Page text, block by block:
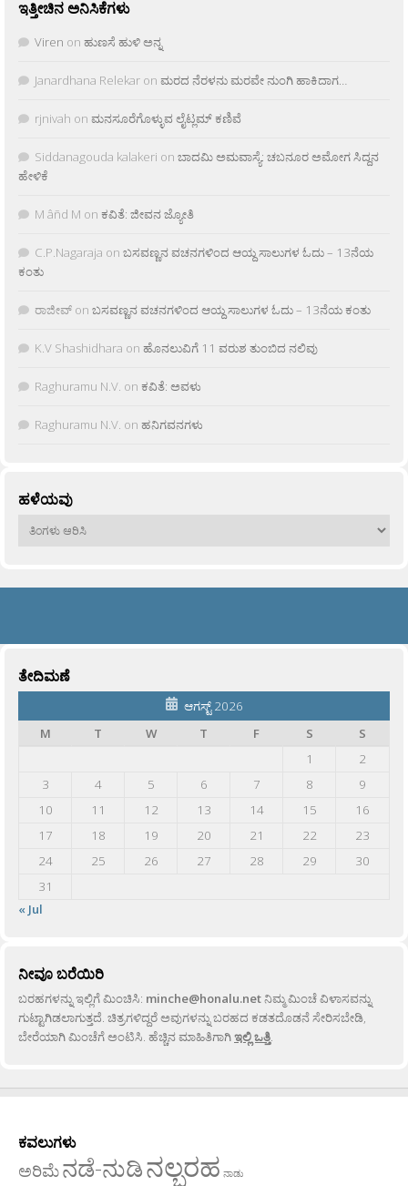
ಇತ್ತೀಚಿನ ಅನಿಸಿಕೆಗಳು
Viren on ಹುಣಸೆ ಹುಳಿ ಅನ್ನ
Janardhana Relekar on ಮರದ ನೆರಳನು ಮರವೇ ನುಂಗಿ ಹಾಕಿದಾಗ…
rjnivah on ಮನಸೂರೆಗೊಳ್ಳುವ ಲೈಟ್ಲಮ್ ಕಣಿವೆ
Siddanagouda kalakeri on ಬಾದಮಿ ಅಮವಾಸ್ಯೆ: ಚಬನೂರ ಅಮೋಗ ಸಿದ್ದನ
ಹೇಳಿಕೆ
M âñd M on ಕವಿತೆ: ಜೀವನ ಜ್ಯೋತಿ
C.P.Nagaraja on ಬಸವಣ್ಣನ ವಚನಗಳಿಂದ ಆಯ್ದ ಸಾಲುಗಳ ಓದು – 13ನೆಯ
ಕಂತು
ರಾಜೀವ್ on ಬಸವಣ್ಣನ ವಚನಗಳಿಂದ ಆಯ್ದ ಸಾಲುಗಳ ಓದು – 13ನೆಯ ಕಂತು
K.V Shashidhara on ಹೊನಲುವಿಗೆ 11 ವರುಶ ತುಂಬಿದ ನಲಿವು
Raghuramu N.V. on ಕವಿತೆ: ಅವಳು
Raghuramu N.V. on ಹನಿಗವನಗಳು
ಹಳೆಯವು
ಹಳೆಯವು
ತೇದಿಮಣೆ
ಆಗಸ್ಟ್ 2026
M
T W T F S
S
1
2
3
4 5 6 7 8
9
10
11 12 13 14 15
16
17
18 19 20 21 22
23
24
25 26 27 28 29
30
31
« Jul
ನೀವೂ ಬರೆಯಿರಿ
ಬರಹಗಳನ್ನು ಇಲ್ಲಿಗೆ ಮಿಂಚಿಸಿ: minche@honalu.netನಿಮ್ಮ ಮಿಂಚೆ ವಿಳಾಸವನ್ನು
ಗುಟ್ಟಾಗಿಡಲಾಗುತ್ತದೆ. ಚಿತ್ರಗಳಿದ್ದರೆ ಅವುಗಳನ್ನು ಬರಹದ ಕಡತದೊಡನೆ ಸೇರಿಸಬೇಡಿ,
ಬೇರೆಯಾಗಿ ಮಿಂಚೆಗೆ ಅಂಟಿಸಿ. ಹೆಚ್ಚಿನ ಮಾಹಿತಿಗಾಗಿಇಲ್ಲಿ ಒತ್ತಿ.
ಕವಲುಗಳು
ಅರಿಮೆನಡೆ-ನುಡಿನಲ್ಬರಹ ನಾಡು